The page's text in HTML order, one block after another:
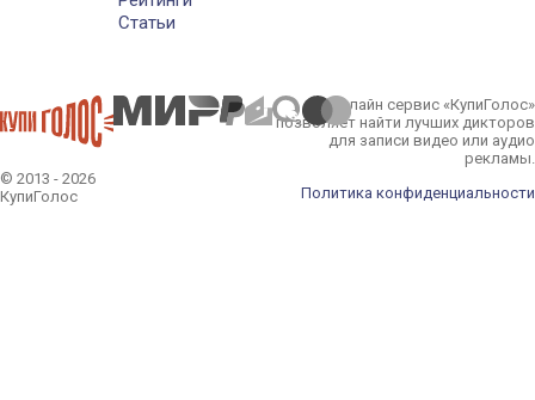
Статьи
© 2013 - 2026
КупиГолос
Онлайн сервис «КупиГолос»
позволяет найти лучших дикторов
для записи видео или аудио
рекламы.
Политика конфиденциальности